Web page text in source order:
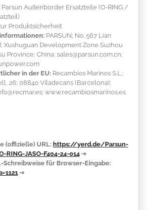
Parsun Außenborder Ersatzteile (O-RING /
Produktsicherheit
PARSUN; No. 567 Lian
Xushuguan Development Zone Suzhou
Province; China; sales@parsun.com.cn;
in der EU: Recambios Marinos S.L.;
26; 08840 Viladecans (Barcelona);
www.recambiosmarinos.es
(offizielle) URL: https://yerd.de/Parsun-
RING-JASO-F404-24-014 ➔
Schreibweise für Browser-Eingabe:
➔